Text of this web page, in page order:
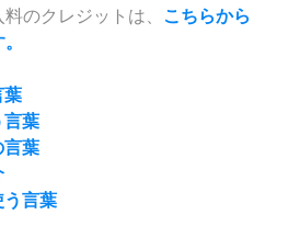
のクレジットは、 こちらから
葉
言葉
言葉
う言葉